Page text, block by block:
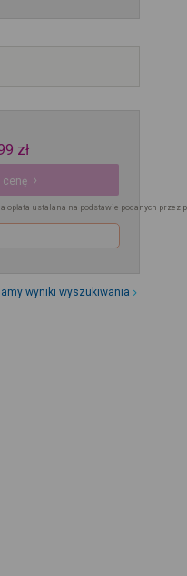
zł
cenę
opłata ustalana na podstawie podanych przez
wyniki wyszukiwania